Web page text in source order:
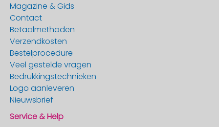
Magazine & Gids
Contact
Betaalmethoden
Verzendkosten
Bestelprocedure
Veel gestelde vragen
Bedrukkingstechnieken
Logo aanleveren
Nieuwsbrief
Service & Help